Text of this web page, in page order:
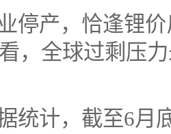
停产，恰逢锂
，全球过剩压
统计，截至6月